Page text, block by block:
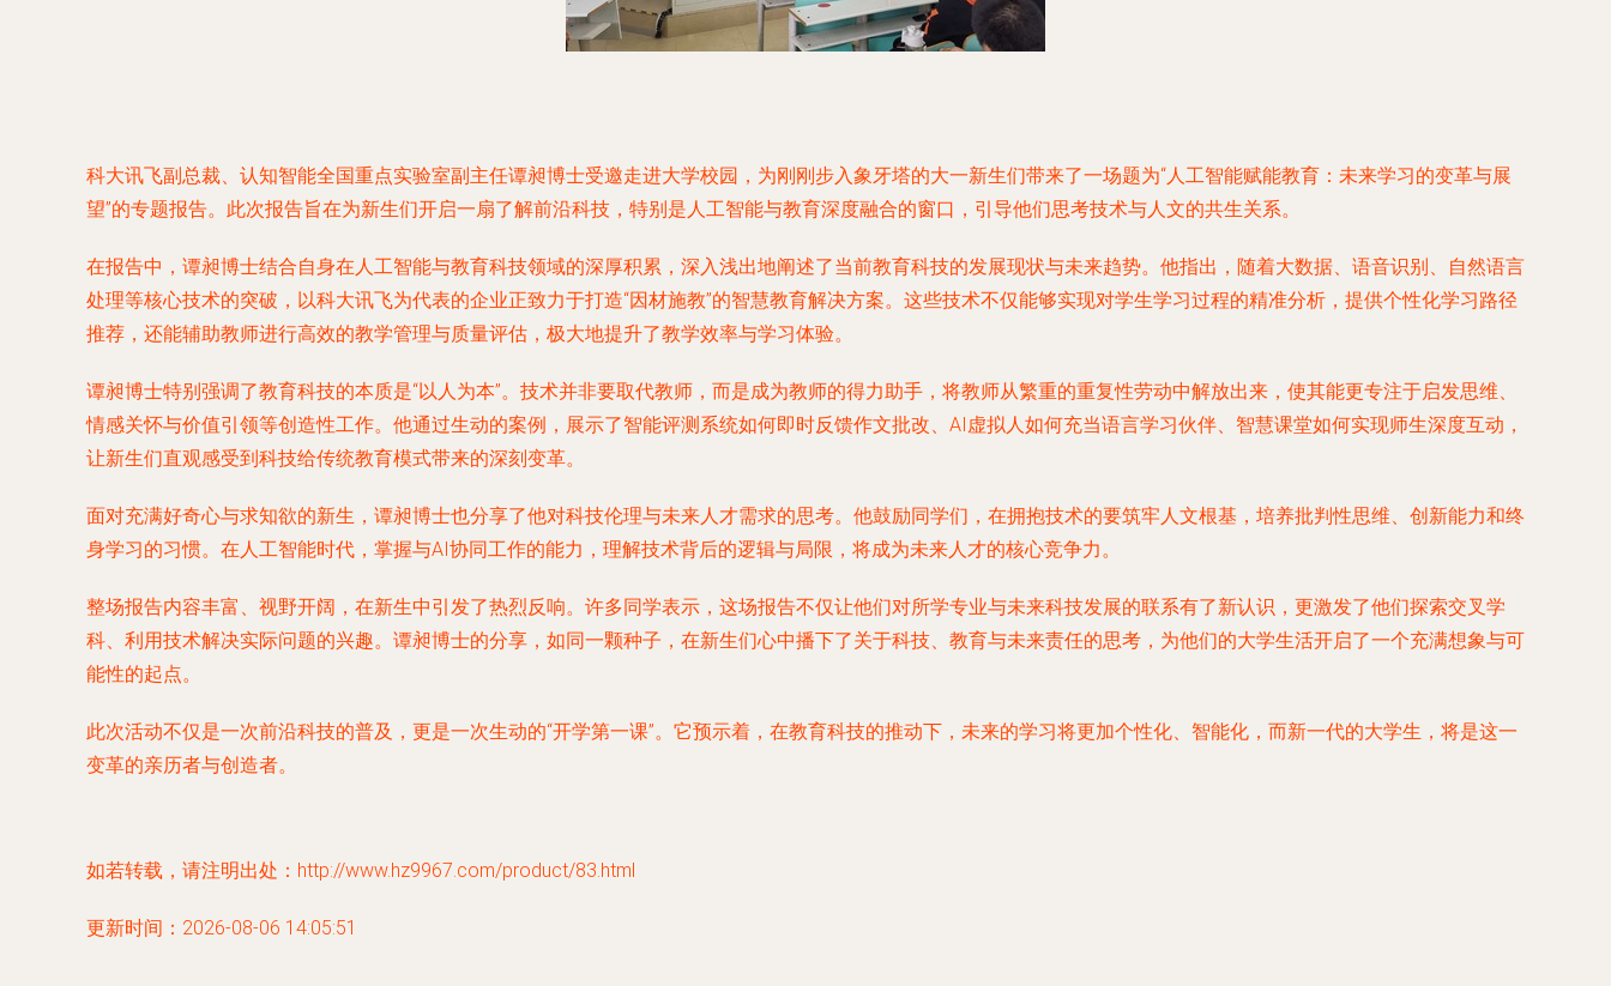
科大讯飞副总裁、认知智能全国重点实验室副主任谭昶博士受邀走进大学校园，为刚刚步入象牙塔的大一新生们带来了一场题为“人工智能赋能教育：未来学习的变革与展
望”的专题报告。此次报告旨在为新生们开启一扇了解前沿科技，特别是人工智能与教育深度融合的窗口，引导他们思考技术与人文的共生关系。
在报告中，谭昶博士结合自身在人工智能与教育科技领域的深厚积累，深入浅出地阐述了当前教育科技的发展现状与未来趋势。他指出，随着大数据、语音识别、自然语言
处理等核心技术的突破，以科大讯飞为代表的企业正致力于打造“因材施教”的智慧教育解决方案。这些技术不仅能够实现对学生学习过程的精准分析，提供个性化学习路径
推荐，还能辅助教师进行高效的教学管理与质量评估，极大地提升了教学效率与学习体验。
谭昶博士特别强调了教育科技的本质是“以人为本”。技术并非要取代教师，而是成为教师的得力助手，将教师从繁重的重复性劳动中解放出来，使其能更专注于启发思维、
情感关怀与价值引领等创造性工作。他通过生动的案例，展示了智能评测系统如何即时反馈作文批改、AI虚拟人如何充当语言学习伙伴、智慧课堂如何实现师生深度互动，
让新生们直观感受到科技给传统教育模式带来的深刻变革。
面对充满好奇心与求知欲的新生，谭昶博士也分享了他对科技伦理与未来人才需求的思考。他鼓励同学们，在拥抱技术的要筑牢人文根基，培养批判性思维、创新能力和终
身学习的习惯。在人工智能时代，掌握与AI协同工作的能力，理解技术背后的逻辑与局限，将成为未来人才的核心竞争力。
整场报告内容丰富、视野开阔，在新生中引发了热烈反响。许多同学表示，这场报告不仅让他们对所学专业与未来科技发展的联系有了新认识，更激发了他们探索交叉学
科、利用技术解决实际问题的兴趣。谭昶博士的分享，如同一颗种子，在新生们心中播下了关于科技、教育与未来责任的思考，为他们的大学生活开启了一个充满想象与可
能性的起点。
此次活动不仅是一次前沿科技的普及，更是一次生动的“开学第一课”。它预示着，在教育科技的推动下，未来的学习将更加个性化、智能化，而新一代的大学生，将是这一
变革的亲历者与创造者。
如若转载，请注明出处：http://www.hz9967.com/product/83.html
更新时间：2026-08-06 14:05:51